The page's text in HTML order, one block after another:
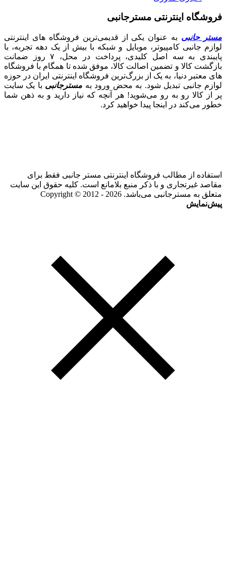
فروشگاه اینترنتی مسترجانبی
مستر جانبی به عنوان یکی از قدیمی‌ترین فروشگاه های اینترنتی
لوازم جانبی کامپیوتر، موبایل و شبکه با بیش از یک دهه تجربه، با
پایبندی به سه اصل کلیدی، پرداخت در محل، ۷ روز ضمانت
بازگشت کالا و تضمین اصالت کالا، موفق شده تا همگام با فروشگاه‌
های معتبر دنیا، به یک از بزرگ‌ترین فروشگاه اینترنتی ایران در حوزه
لوازم جانبی تبدیل شود. به محض ورود به مسترجانبی با یک سایت
پر از کالا رو به رو می‌شوید! هر آنچه که نیاز دارید و به ذهن شما
خطور می‌کند در اینجا پیدا خواهید کرد.
استفاده از مطالب فروشگاه اینترنتی مستر جانبی فقط برای
مقاصد غیرتجاری و با ذکر منبع بلامانع است. کلیه حقوق این سایت
متعلق به مسترجانبی می‌باشد. Copyright © 2012 - 2026
پیش‌نمایش